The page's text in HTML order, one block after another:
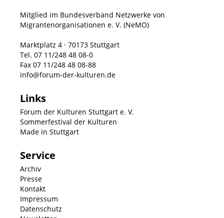
Mitglied im Bundesverband Netzwerke von
Migrantenorganisationen e. V. (NeMO)
Marktplatz 4 · 70173 Stuttgart
Tel. 07 11/248 48 08-0
Fax 07 11/248 48 08-88
info@forum-der-kulturen.de
Links
Forum der Kulturen Stuttgart e. V.
Sommerfestival der Kulturen
Made in Stuttgart
Service
Archiv
Presse
Kontakt
Impressum
Datenschutz